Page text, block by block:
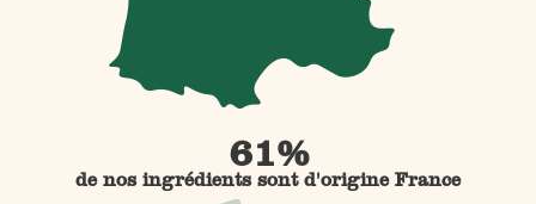
61%
de nos ingrédients sont d'origine France